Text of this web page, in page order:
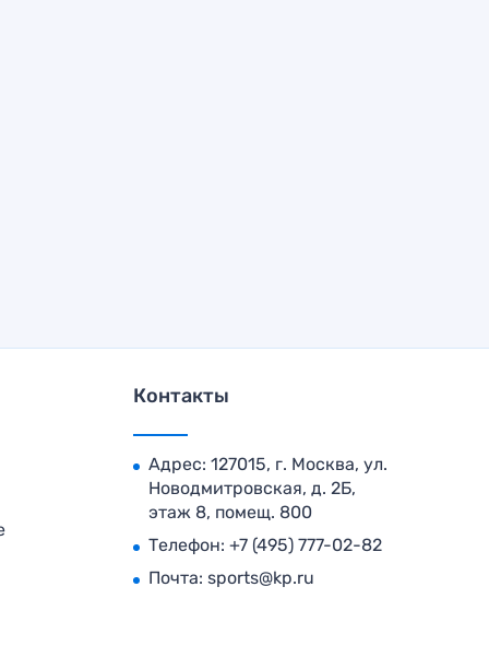
Контакты
Адрес: 127015, г. Москва, ул.
Новодмитровская, д. 2Б,
этаж 8, помещ. 800
Телефон: +7 (495) 777-02-82
Почта: sports@kp.ru